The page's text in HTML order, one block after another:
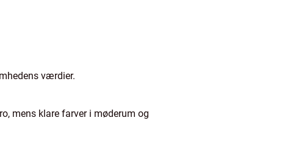
værdier.
mens klare farver i møderum og